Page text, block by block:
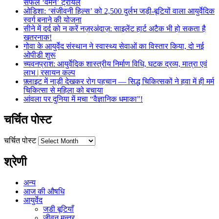
सफल ‘वमन’ ट्रायल
ओडिशा: ‘संजीवनी हिल्स’ को 2,500 दुर्लभ जड़ी-बूटियों वाला आयुर्वेदिक
स्वर्ग बनाने की योजना
सीने में दर्द को न करें नज़रअंदाज़: साइलेंट हार्ट अटैक भी हो सकता है
खतरनाक!
गोवा के आयुर्वेद संस्थान ने स्वास्थ्य सेवाओं का विस्तार किया, दो नई
ओपीडी शुरू
च्यवनप्राश: आयुर्वेदिक शास्त्रीय निर्माण विधि, घटक द्रव्य, मात्रा एवं
लाभ | रसायन कल्प
फ़्लाइट में नाड़ी देखकर रोग पहचान — सिद्ध चिकित्सकों ने हवा में ही मर्म
चिकित्सा से महिला को बचाया
आंवला पर दुनिया में मचा “वैज्ञानिक धमाका”!
चर्चित पोस्ट
चर्चित पोस्ट
श्रेणी
अन्य
आज की औषधि
आयुर्वेद
जडी बूटियाँ